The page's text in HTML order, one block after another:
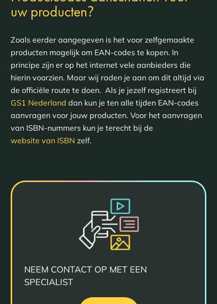
uw producten?
Zoals eerder aangegeven is het voor zelfgemaakte
producten mogelijk om EAN-codes te kopen. In
principe zijn er op het internet vele aanbieders die
hierin voorzien. Maar wij raden je aan om dit altijd via
de officiële route te doen. Als je jezelf registreert bij
GS1 Nederland dan kun je ten alle tijden EAN-codes
aanvragen voor jouw producten. Voor het aanvragen
van ISBN-nummers kun je terecht bij de
website van ISBN zelf.
NEEM CONTACT OP MET EEN
SPECIALIST